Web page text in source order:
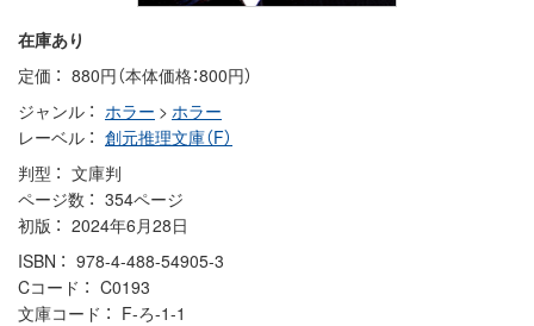
在庫あり
定価
880円（本体価格：800円）
ジャンル
ホラー > ホラー
レーベル
創元推理文庫（F）
判型
文庫判
ページ数
354ページ
初版
2024年6月28日
ISBN
978-4-488-54905-3
Cコード
C0193
文庫コード
F-ろ-1-1